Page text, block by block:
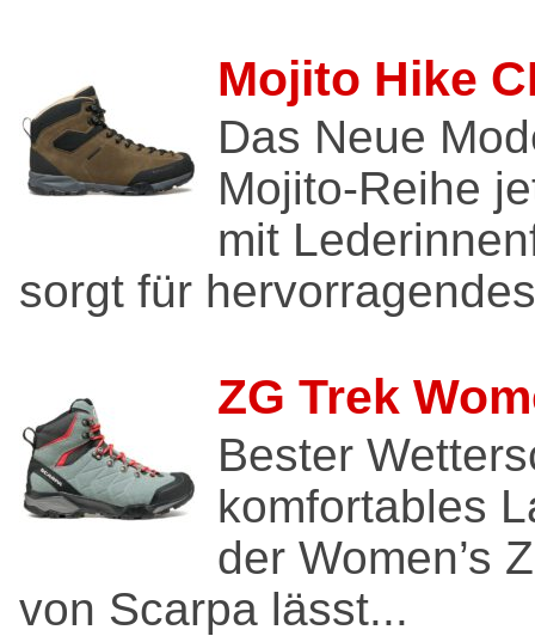
Mojito Hike
Das Neue
Mojito-Reihe
mit
sorgt für
ZG Trek
Bester
komfortables
der Women’s
von Scarpa lässt...